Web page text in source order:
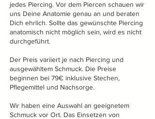
jedes Piercing. Vor dem Piercen schauen wir
uns Deine Anatomie genau an und beraten
Dich ehrlich. Sollte das gewünschte Piercing
anatomisch nicht möglich sein, wird es nicht
durchgeführt.
Der Preis variiert je nach Piercing und
ausgewähltem Schmuck. Die Preise
beginnen bei 79€ inklusive Stechen,
Pflegemittel und Nachsorge.
Wir haben eine Auswahl an geeignetem
Schmuck vor Ort. Das Einsetzen von